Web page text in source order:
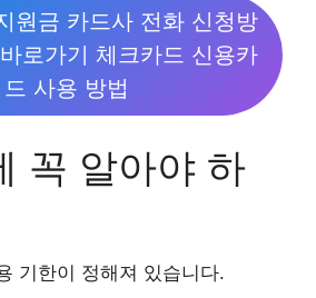
원금 카드사 전화 신청방
로가기 체크카드 신용카
드 사용 방법
꼭 알아야 하
기한이 정해져 있습니다.